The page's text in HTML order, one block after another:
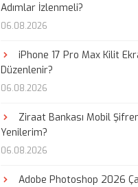
Adımlar İzlenmeli?
06.08.2026
iPhone 17 Pro Max Kilit
Düzenlenir?
06.08.2026
Ziraat Bankası Mobil
Yenilerim?
06.08.2026
Adobe Photoshop 2026